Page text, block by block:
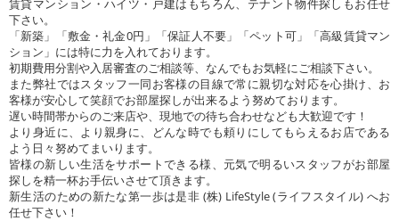
賃貸マンション・ハイツ・戸建はもちろん、テナント物件探しもお任せ
下さい。
「新築」「敷金・礼金0円」「保証人不要」「ペット可」「高級賃貸マン
ション」には特に力を入れております。
初期費用分割や入居審査のご相談等、なんでもお気軽にご相談下さい。
また弊社ではスタッフ一同お客様の目線で常に親切な対応を心掛け、お
客様が安心して笑顔でお部屋探しが出来るよう努めております。
遅い時間帯からのご来店や、現地での待ち合わせなども大歓迎です！
より身近に、より親身に、どんな時でも頼りにしてもらえるお店である
よう日々努めてまいります。
皆様の新しい生活をサポートできる様、元気で明るいスタッフがお部屋
探しを精一杯お手伝いさせて頂きます。
新生活のための新たな第一歩は是非 (株) LifeStyle (ライフスタイル) へお
任せ下さい！